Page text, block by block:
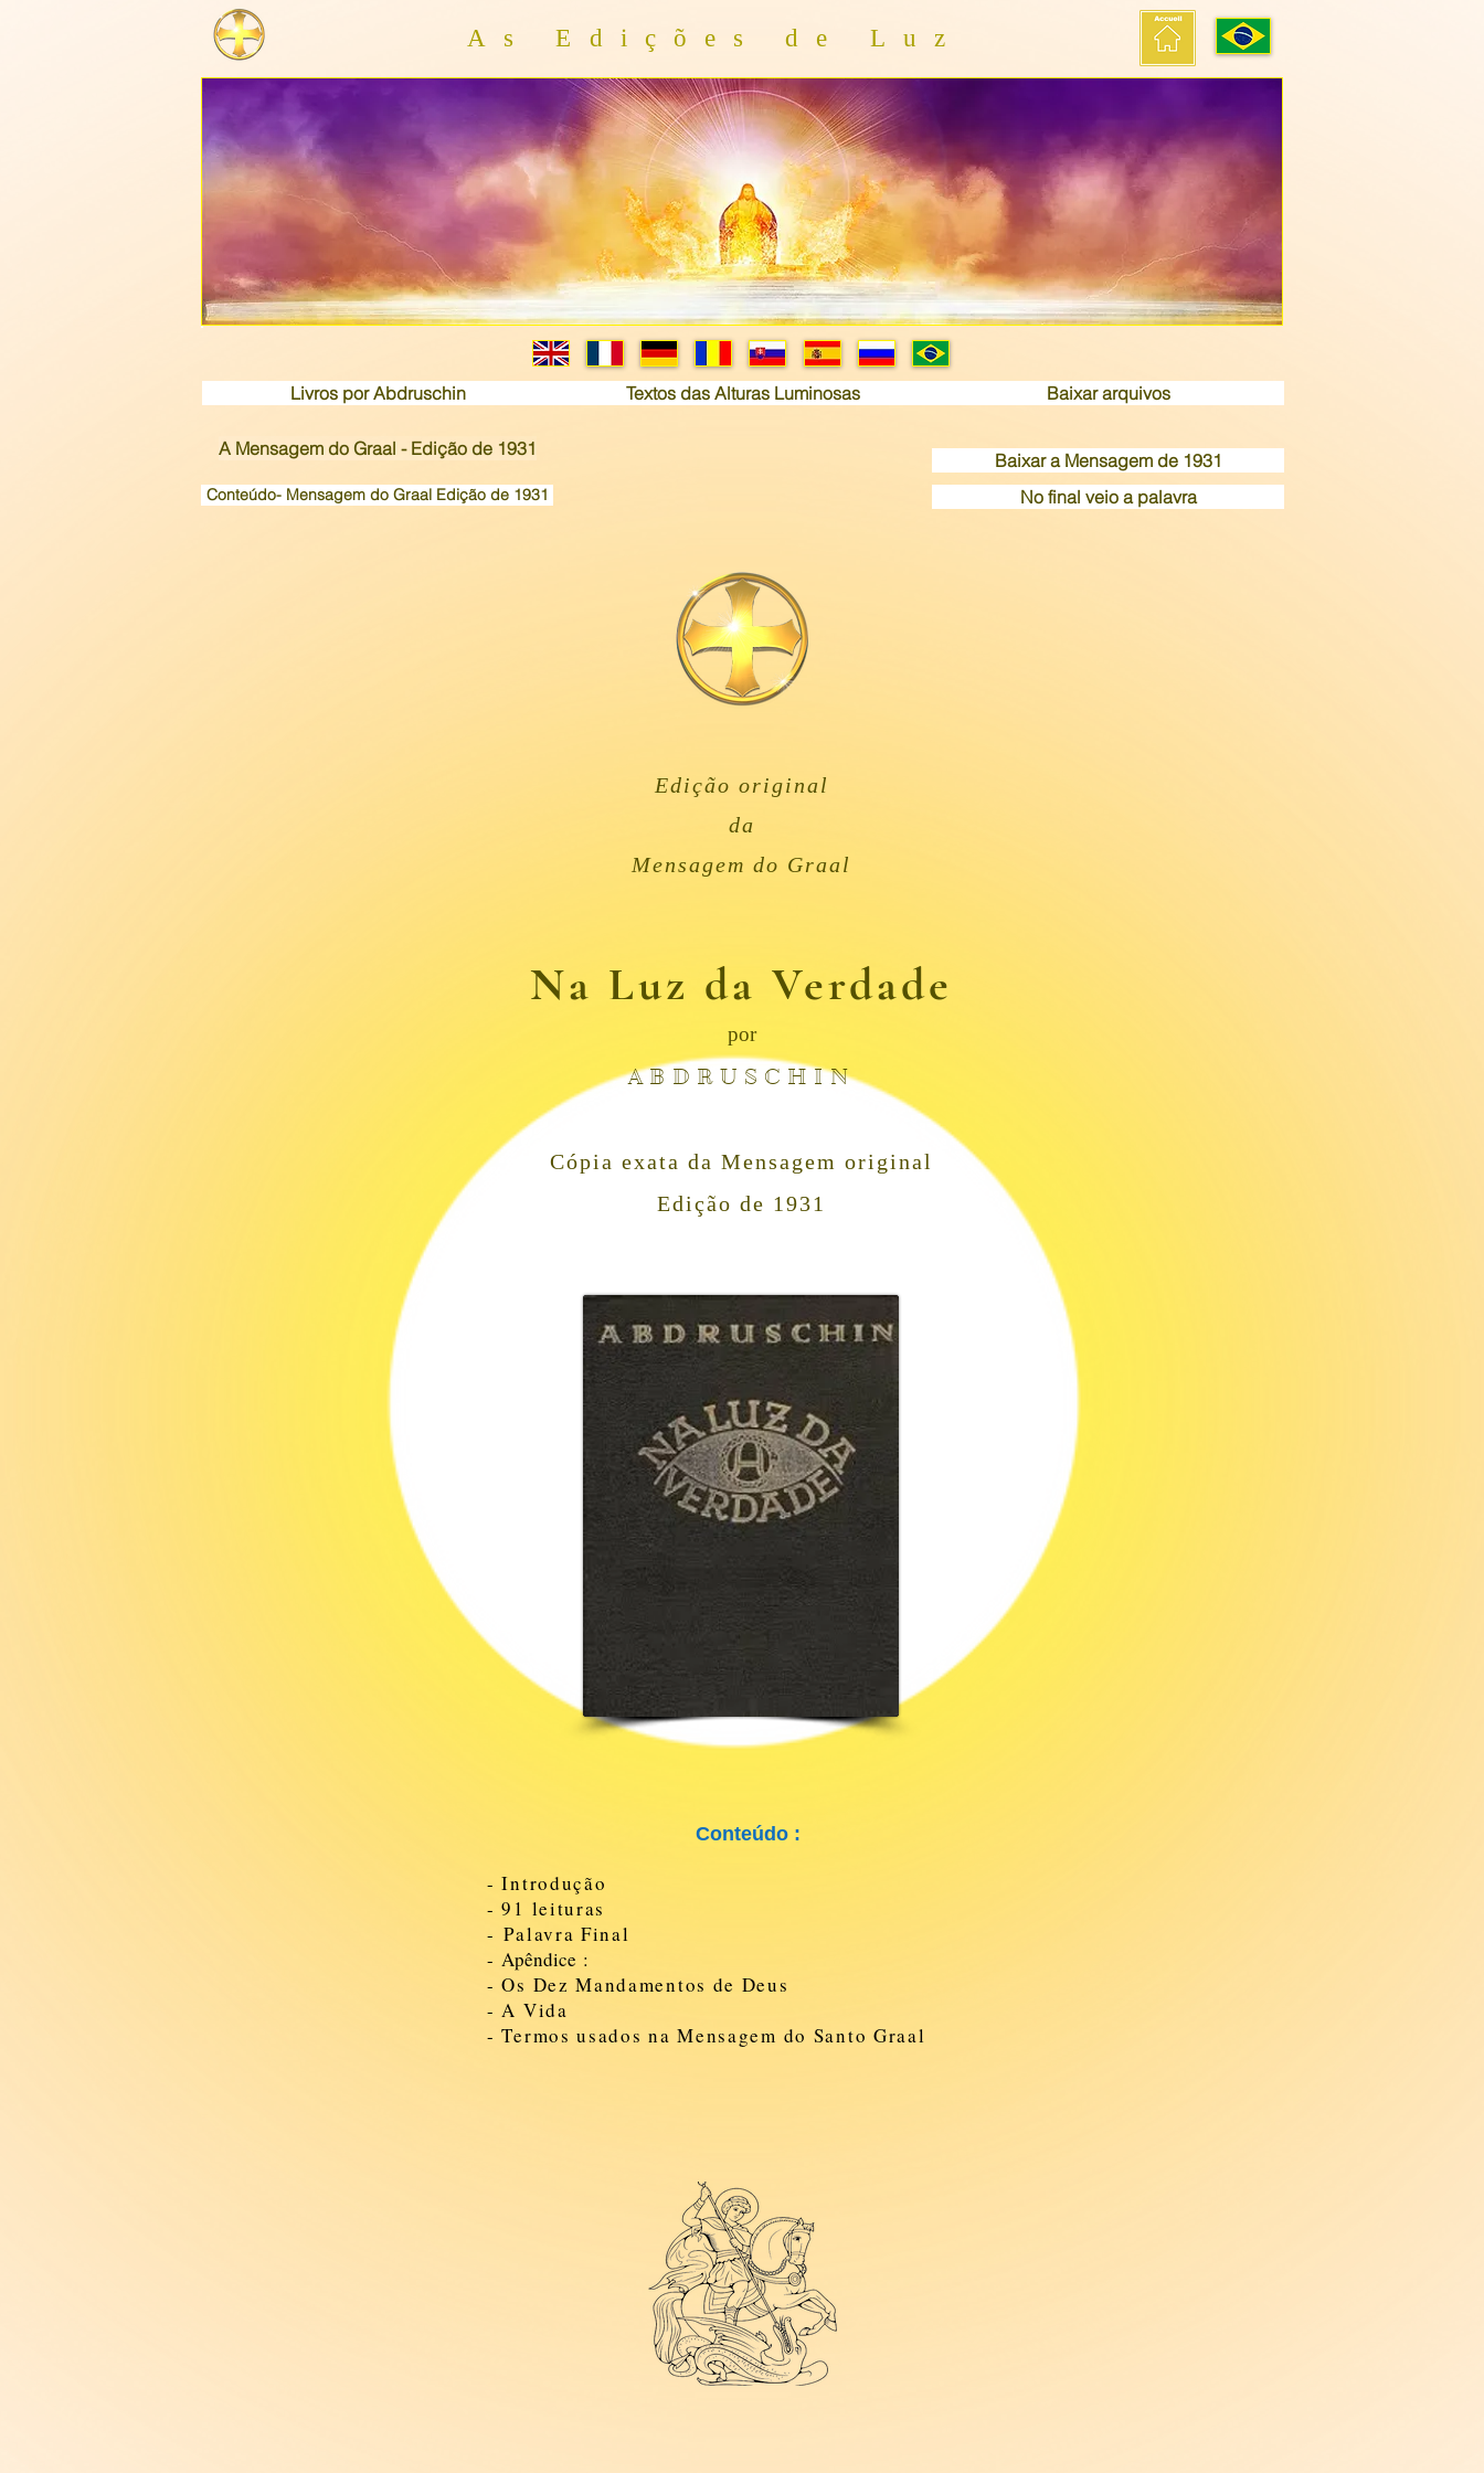
As Edições de Luz
Livros por Abdruschin Textos das Alturas Luminosas Baixar arquivos
A Mensagem do Graal - Edição de 1931
Baixar a Mensagem de 1931
Conteúdo- Mensagem do Graal Edição de 1931 No final veio a palavra
Edição original
da
Mensagem do Graal
Na Luz da Verdade
por
ABDRUSCHIN
Cópia exata da Mensagem original
Edição de 1931
Conteúdo :
- Introdução
- 91 leituras
- Palavra Final
-Apêndice :
- Os Dez Mandamentos de Deus
- A Vida
- Termos usados na Mensagem do Santo Graal